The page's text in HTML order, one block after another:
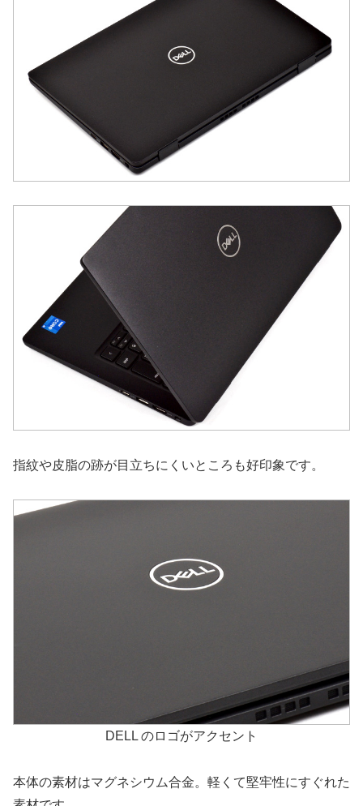
指紋や皮脂の跡が目立ちにくいところも好印象です。
DELL のロゴがアクセント
本体の素材はマグネシウム合金。軽くて堅牢性にすぐれた